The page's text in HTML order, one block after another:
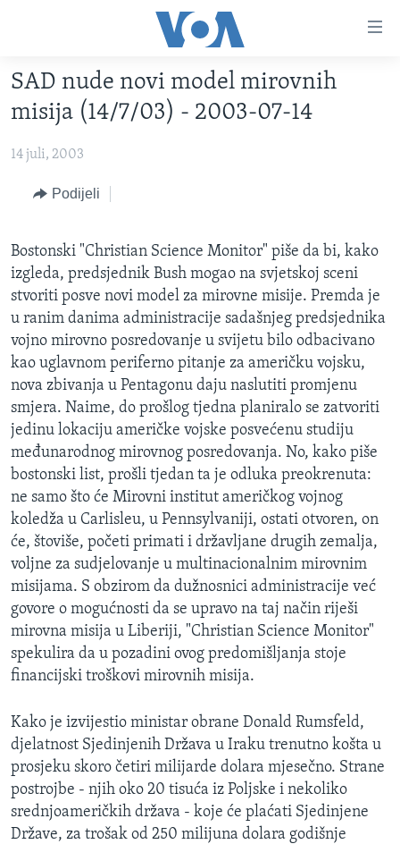
glavni
sadržaj
na
navigaciju
na
pretragu
TV PROGRAM
VIDEO
FOTOGRAFIJE DANA
VIJESTI
BOSNA I HERCEGOVINA
SVIJET
SPECIJALNI PROJEKTI
KORUPCIJA
SLOBODA MEDIJA
ŽENSKA STRANA
IZBJEGLIČKA STRANA
MAGAZIN
O GLASU AMERIKE
Learning English
PRATITE NAS
Jezici
SAD nude novi model mirovnih
misija (14/7/03) - 2003-07-14
14 juli, 2003
Podijeli
Bostonski "Christian Science Monitor" piše da bi, kako
izgleda, predsjednik Bush mogao na svjetskoj sceni
stvoriti posve novi model za mirovne misije. Premda je
u ranim danima administracije sadašnjeg predsjednika
vojno mirovno posredovanje u svijetu bilo odbacivano
kao uglavnom periferno pitanje za američku vojsku,
nova zbivanja u Pentagonu daju naslutiti promjenu
smjera. Naime, do prošlog tjedna planiralo se zatvoriti
jedinu lokaciju američke vojske posvećenu studiju
međunarodnog mirovnog posredovanja. No, kako piše
bostonski list, prošli tjedan ta je odluka preokrenuta:
ne samo što će Mirovni institut američkog vojnog
koledža u Carlisleu, u Pennsylvaniji, ostati otvoren, on
će, štoviše, početi primati i državljane drugih zemalja,
voljne za sudjelovanje u multinacionalnim mirovnim
misijama. S obzirom da dužnosnici administracije već
govore o mogućnosti da se upravo na taj način riješi
mirovna misija u Liberiji, "Christian Science Monitor"
spekulira da u pozadini ovog predomišljanja stoje
financijski troškovi mirovnih misija.
Kako je izvijestio ministar obrane Donald Rumsfeld,
djelatnost Sjedinjenih Država u Iraku trenutno košta u
prosjeku skoro četiri milijarde dolara mjesečno. Strane
postrojbe - njih oko 20 tisuća iz Poljske i nekoliko
srednjoameričkih država - koje će plaćati Sjedinjene
Države, za trošak od 250 milijuna dolara godišnje